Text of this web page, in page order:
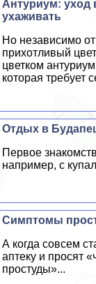
Антуриум: уход
ухаживать
Но независимо
прихотливый
цветком
которая требует
Отдых в
Первое
например, с
Симптомы
А когда совсем
аптеку и просят
простуды»...